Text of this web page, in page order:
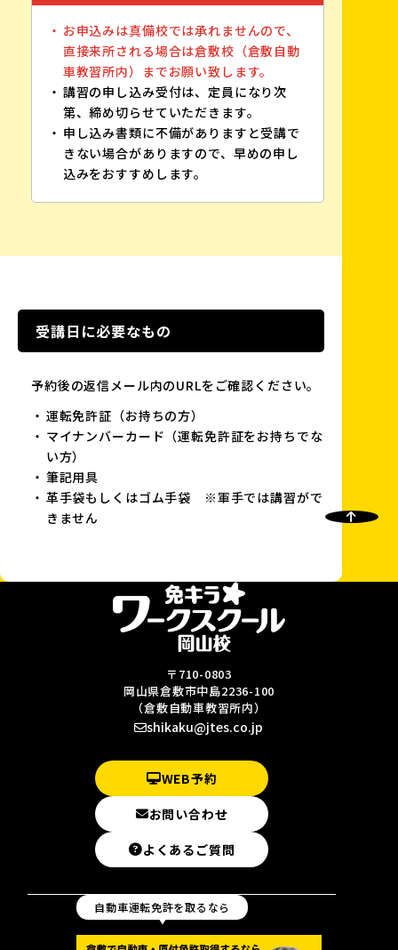
お申込みは真備校では承れませんので、
直接来所される場合は倉敷校（倉敷自動
車教習所内）までお願い致します。
講習の申し込み受付は、定員になり次
第、締め切らせていただきます。
申し込み書類に不備がありますと受講で
きない場合がありますので、早めの申し
込みをおすすめします。
受講日に必要なもの
予約後の返信メール内のURLをご確認ください。
運転免許証（お持ちの方）
マイナンバーカード（運転免許証をお持ちでな
い方）
筆記用具
革手袋もしくはゴム手袋 ※軍手では講習がで
きません
〒710-0803
岡山県倉敷市中島2236-100
（倉敷自動車教習所内）
shikaku@jtes.co.jp
WEB予約
お問い合わせ
よくあるご質問
自動車運転免許を取るなら